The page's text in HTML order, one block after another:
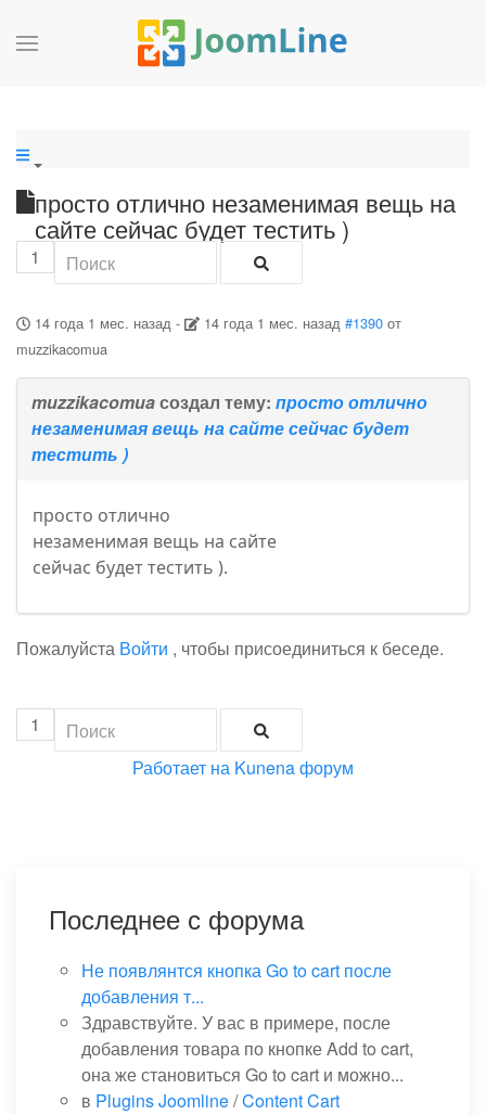
просто отлично незаменимая вещь на
сайте сейчас будет тестить )
1
14 года 1 мес. назад- 14 года 1 мес. назад #1390 от
muzzikacomua
muzzikacomuaсоздал тему: просто отлично
незаменимая вещь на сайте сейчас будет
тестить )
просто отлично
незаменимая вещь на сайте
сейчас будет тестить ).
Пожалуйста Войти , чтобы присоединиться к беседе.
1
Работает на Kunena форум
Последнее с форума
Не появлянтся кнопка Go to cart после
добавления т...
Здравствуйте. У вас в примере, после
добавления товара по кнопке Add to cart,
она же становиться Go to cart и можно...
в Plugins Joomline/Content Cart